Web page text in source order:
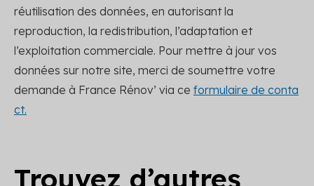
réutilisation des données, en autorisant la
reproduction, la redistribution, l’adaptation et
l’exploitation commerciale. Pour mettre à jour vos
données sur notre site, merci de soumettre votre
demande à France Rénov’ via ce formulaire de conta
ct.
Trouvez d’autres